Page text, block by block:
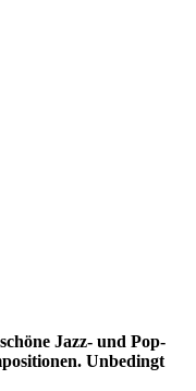
Jazz- und Pop-
Unbedingt